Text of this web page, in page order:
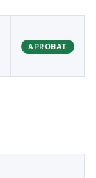
APROBAT